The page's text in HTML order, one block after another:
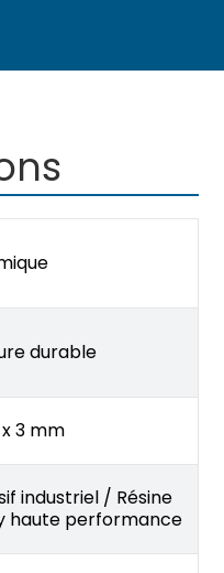
durable
x 3 mm
industriel / Résine
haute performance